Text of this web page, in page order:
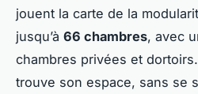
jouent la carte de la
jusqu’à 66 chambres, avec
chambres privées et
trouve son espace, sans se